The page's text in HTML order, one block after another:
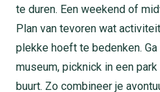
te duren. Een weekend of
Plan van tevoren wat
plekke hoeft te bedenken.
museum, picknick in een
buurt. Zo combineer je